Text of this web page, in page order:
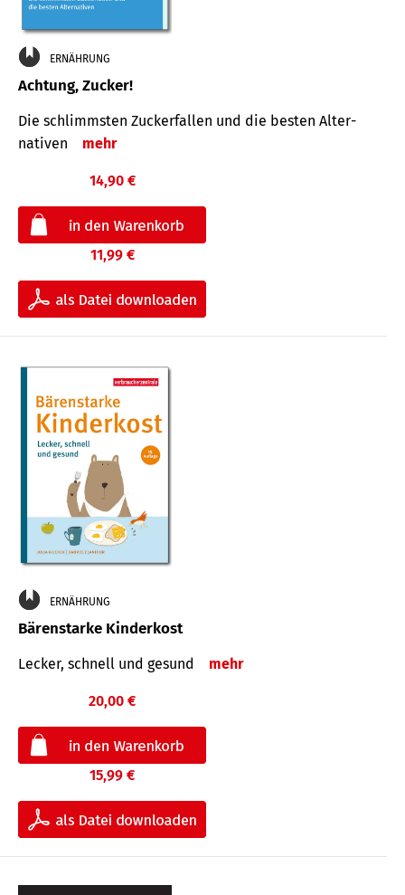
ERNÄHRUNG
Achtung, Zucker!
Die schlimmsten Zucker­fallen und die besten Alter­
nativen
mehr
14,90 €
11,99 €
ERNÄHRUNG
Bärenstarke Kinderkost
Lecker, schnell und gesund mehr
20,00 €
15,99 €